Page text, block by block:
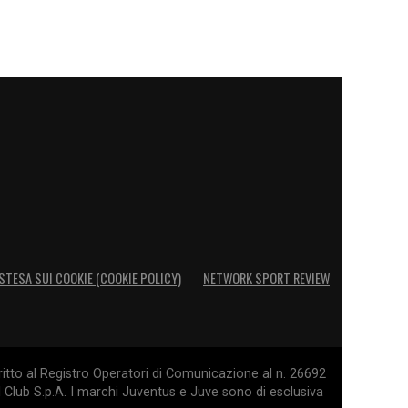
SUI COOKIE (COOKIE POLICY) NETWORK SPORT REVIEW
al Registro Operatori di Comunicazione al n. 26692
S.p.A. I marchi Juventus e Juve sono di esclusiva